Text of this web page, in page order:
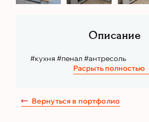
Описание
#кухня #пенал #антресоль
Расрыть полностью
Вернуться в портфолио